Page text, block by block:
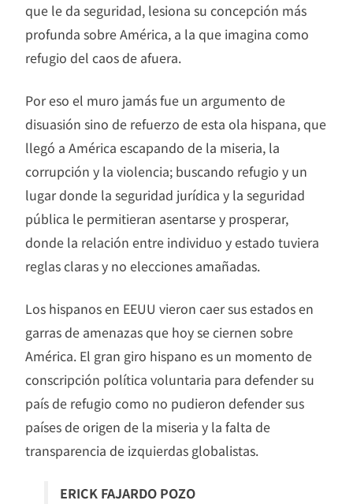
que le da seguridad, lesiona su concepción más
profunda sobre América, a la que imagina como
refugio del caos de afuera.
Por eso el muro jamás fue un argumento de
disuasión sino de refuerzo de esta ola hispana, que
llegó a América escapando de la miseria, la
corrupción y la violencia; buscando refugio y un
lugar donde la seguridad jurídica y la seguridad
pública le permitieran asentarse y prosperar,
donde la relación entre individuo y estado tuviera
reglas claras y no elecciones amañadas.
Los hispanos en EEUU vieron caer sus estados en
garras de amenazas que hoy se ciernen sobre
América. El gran giro hispano es un momento de
conscripción política voluntaria para defender su
país de refugio como no pudieron defender sus
países de origen de la miseria y la falta de
transparencia de izquierdas globalistas.
ERICK FAJARDO POZO